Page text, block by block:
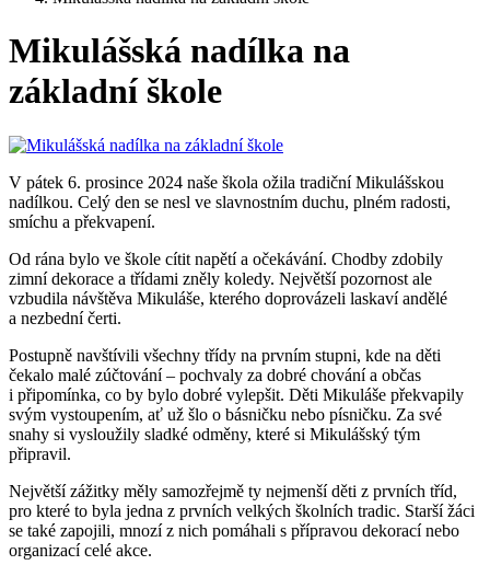
Mikulášská nadílka na
základní škole
V pátek 6. prosince 2024 naše škola ožila tradiční Mikulášskou
nadílkou. Celý den se nesl ve slavnostním duchu, plném radosti,
smíchu a překvapení.
Od rána bylo ve škole cítit napětí a očekávání. Chodby zdobily
zimní dekorace a třídami zněly koledy. Největší pozornost ale
vzbudila návštěva Mikuláše, kterého doprovázeli laskaví andělé
a nezbední čerti.
Postupně navštívili všechny třídy na prvním stupni, kde na děti
čekalo malé zúčtování – pochvaly za dobré chování a občas
i připomínka, co by bylo dobré vylepšit. Děti Mikuláše překvapily
svým vystoupením, ať už šlo o básničku nebo písničku. Za své
snahy si vysloužily sladké odměny, které si Mikulášský tým
připravil.
Největší zážitky měly samozřejmě ty nejmenší děti z prvních tříd,
pro které to byla jedna z prvních velkých školních tradic. Starší žáci
se také zapojili, mnozí z nich pomáhali s přípravou dekorací nebo
organizací celé akce.